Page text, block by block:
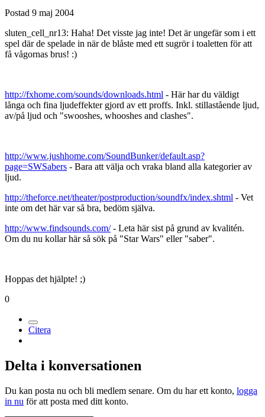
Postad 9 maj 2004
sluten_cell_nr13: Haha! Det visste jag inte! Det är ungefär som i ett
spel där de spelade in när de blåste med ett sugrör i toaletten för att
få vågornas brus! :)
http://fxhome.com/sounds/downloads.html - Här har du väldigt
långa och fina ljudeffekter gjord av ett proffs. Inkl. stillastående ljud,
av/på ljud och "swooshes, whooshes and clashes".
http://www.jushhome.com/SoundBunker/default.asp?
page=SWSabers - Bara att välja och vraka bland alla kategorier av
ljud.
http://theforce.net/theater/postproduction/soundfx/index.shtml - Vet
inte om det här var så bra, bedöm själva.
http://www.findsounds.com/- Leta här sist på grund av kvalitén.
Om du nu kollar här så sök på "Star Wars" eller "saber".
Hoppas det hjälpte! ;)
0
Citera
Delta i konversationen
Du kan posta nu och bli medlem senare. Om du har ett konto, logga
in nu för att posta med ditt konto.